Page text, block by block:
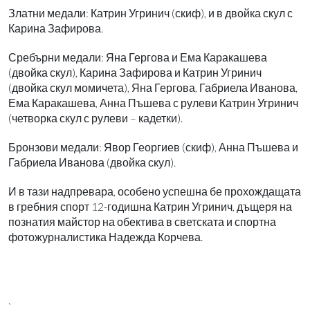
Златни медали: Катрин Угринич (скиф), и в двойка скул с
Карина Зафирова.
Сребърни медали: Яна Гергова и Ема Каракашева
(двойка скул), Карина Зафирова и Катрин Угринич
(двойка скул момичета), Яна Гергова, Габриела Иванова,
Ема Каракашева, Анна Пъшева с рулеви Катрин Угринич
(четворка скул с рулеви – кадетки).
Бронзови медали: Явор Георгиев (скиф), Анна Пъшева и
Габриела Иванова (двойка скул).
И в тази надпревара, особено успешна бе прохождащата
в гребния спорт 12-годишна Катрин Угринич, дъщеря на
познатия майстор на обектива в светската и спортна
фотожурналистика Надежда Корчева.
`